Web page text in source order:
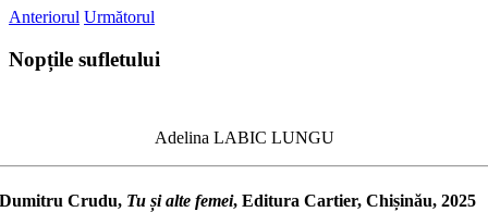
Anteriorul Următorul
Nopțile sufletului
Adelina LABIC LUNGU
Dumitru Crudu, Tu și alte femei, Editura Cartier, Chișinău, 2025